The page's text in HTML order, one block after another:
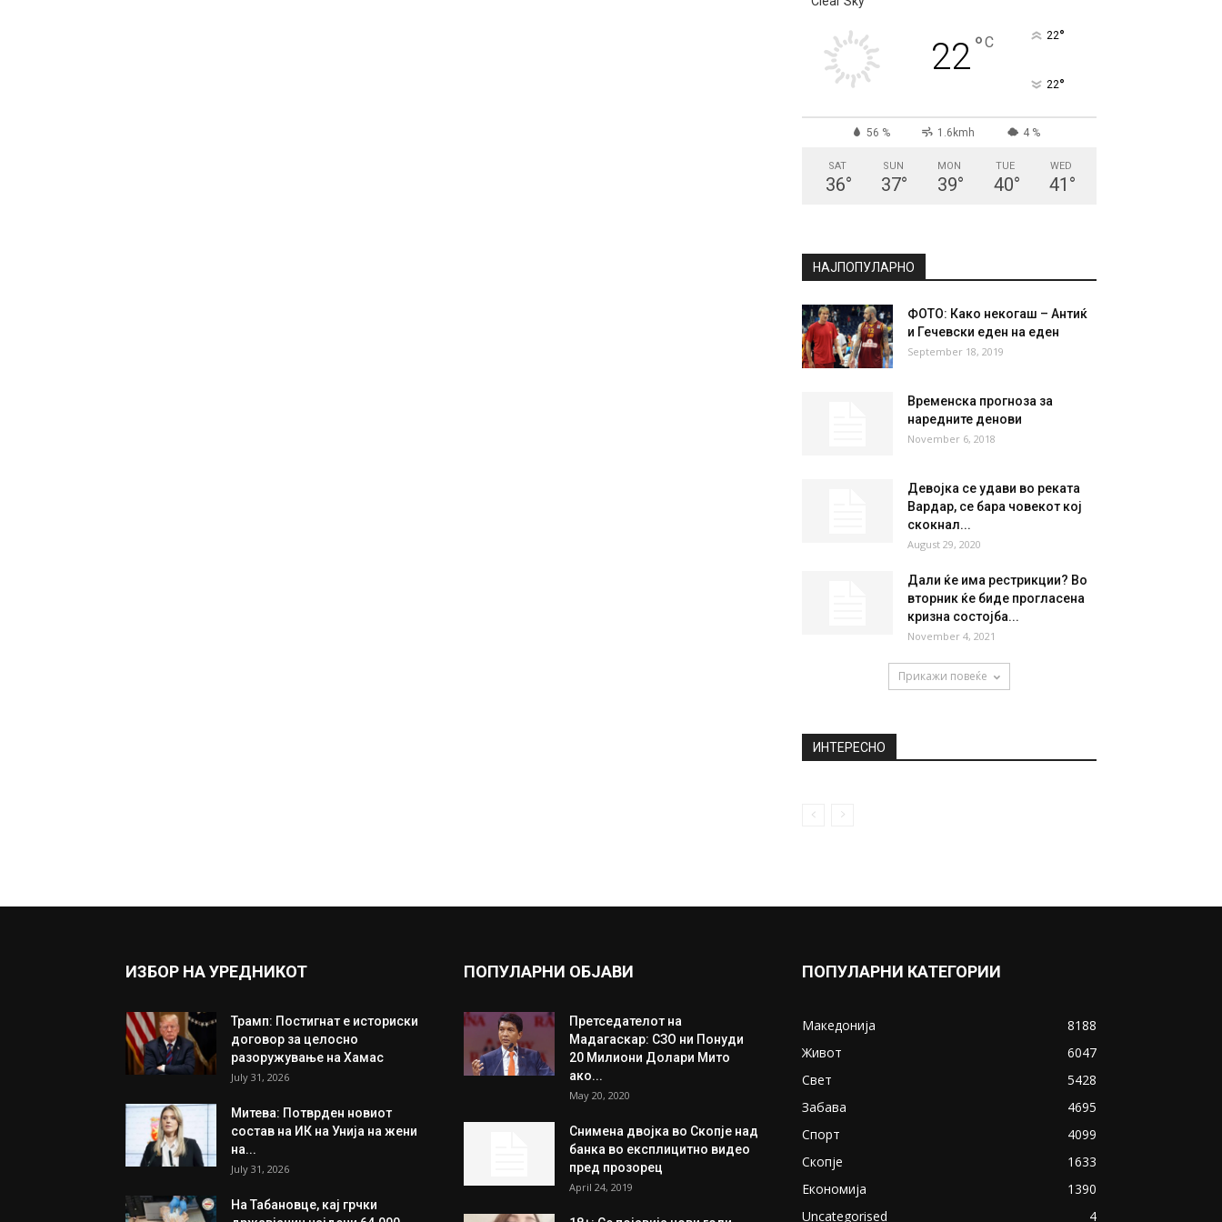
22°C 22°
22°
56 % 1.6kmh 4 %
SAT
36°
SUN
37°
MON
39°
TUE
40°
WED
41 °
НАЈПОПУЛАРНО
ФОТО: Како некогаш – Антиќ
и Гечевски еден на еден
September 18, 2019
Временска прогноза за
наредните денови
November 6, 2018
Девојка се удави во реката
Вардар, се бара човекот кој
скокнал...
August 29, 2020
Дали ќе има рестрикции? Во
вторник ќе биде прогласена
кризна состојба...
November 4, 2021
Прикажи повеќе
ИНТЕРЕСНО
ИЗБОР НА УРЕДНИКОТ
Трамп: Постигнат е историски
договор за целосно
разоружување на Хамас
July 31, 2026
Митева: Потврден новиот
состав на ИК на Унија на жени
на...
July 31, 2026
На Табановце, кај грчки
ПОПУЛАРНИ ОБЈАВИ
Претседателот на
Мадагаскар: СЗО ни Понуди
20 Милиони Долари Мито
ако...
May 20, 2020
Снимена двојка во Скопје над
банка во експлицитно видео
пред прозорец
April 24, 2019
ПОПУЛАРНИ КАТЕГОРИИ
Македонија
8188
Живот
6047
Свет
5428
Забава
4695
Спорт
4099
Скопје
1633
Економија
1390
Uncategorised
4